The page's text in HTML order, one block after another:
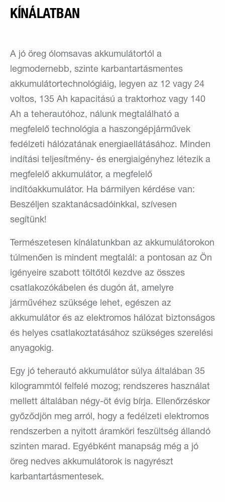
KÍNÁLATBAN
A jó öreg ólomsavas akkumulátortól a
legmodernebb, szinte karbantartásmentes
akkumulátortechnológiáig, legyen az 12 vagy 24
voltos, 135 Ah kapacitású a traktorhoz vagy 140
Ah a teherautóhoz, nálunk megtalálható a
megfelelő technológia a haszongépjárművek
fedélzeti hálózatának energiaellátásához. Minden
indítási teljesítmény- és energiaigényhez létezik a
megfelelő akkumulátor, a megfelelő
indítóakkumulátor. Ha bármilyen kérdése van:
Beszéljen szaktanácsadóinkkal, szívesen
segítünk!
Természetesen kínálatunkban az akkumulátorokon
túlmenően is mindent megtalál: a pontosan az Ön
igényeire szabott töltőtől kezdve az összes
csatlakozókábelen és dugón át, amelyre
járművéhez szüksége lehet, egészen az
akkumulátor és az elektromos hálózat biztonságos
és helyes csatlakoztatásához szükséges szerelési
anyagokig.
Egy jó teherautó akkumulátor súlya általában 35
kilogrammtól felfelé mozog; rendszeres használat
mellett általában négy-öt évig bírja. Ellenőrzéskor
győződjön meg arról, hogy a fedélzeti elektromos
rendszerben a nyitott áramköri feszültség állandó
szinten marad. Egyébként manapság még a jó
öreg nedves akkumulátorok is nagyrészt
karbantartásmentesek.